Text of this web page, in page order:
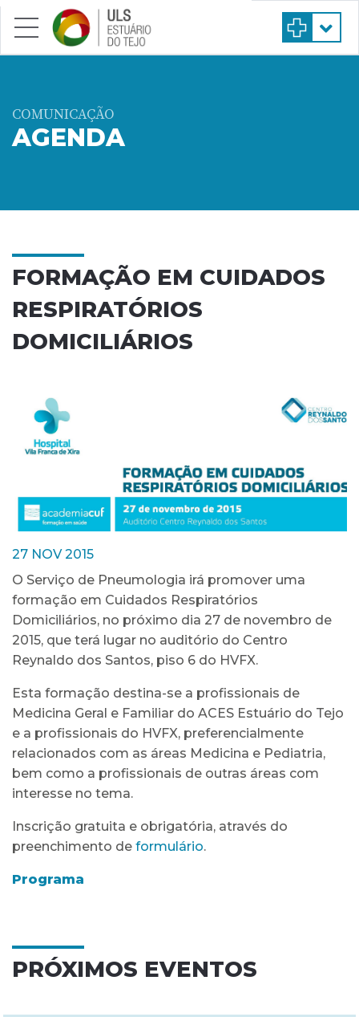
Saltar para conteúdo principal
COMUNICAÇÃO
AGENDA
FORMAÇÃO EM CUIDADOS
RESPIRATÓRIOS
DOMICILIÁRIOS
27 NOV 2015
O Serviço de Pneumologia irá promover uma
formação em Cuidados Respiratórios
Domiciliários, no próximo dia 27 de novembro de
2015, que terá lugar no auditório do Centro
Reynaldo dos Santos, piso 6 do HVFX.
Esta formação destina-se a profissionais de
Medicina Geral e Familiar do ACES Estuário do Tejo
e a profissionais do HVFX, preferencialmente
relacionados com as áreas Medicina e Pediatria,
bem como a profissionais de outras áreas com
interesse no tema.
Inscrição gratuita e obrigatória, através do
preenchimento de formulário.
Programa
PRÓXIMOS EVENTOS